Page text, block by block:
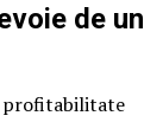
de
profitabilitate